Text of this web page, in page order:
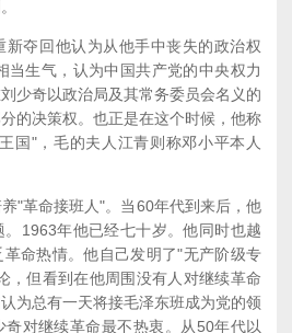
夺回他认为从他手中丧失的政治权
当生气，认为中国共产党的中央权力
少奇以政治局及其常务委员会名义的
的决策权。也正是在这个时候，他称
国"，毛的夫人江青则称邓小平本人
革命接班人"。当60年代到来后，他
1963年他已经七十岁。他同时也越
命热情。他自己发明了"无产阶级专
，但看到在他周围没有人对继续革命
为总有一天将接毛泽东班成为党的领
对继续革命最不热衷。从50年代以